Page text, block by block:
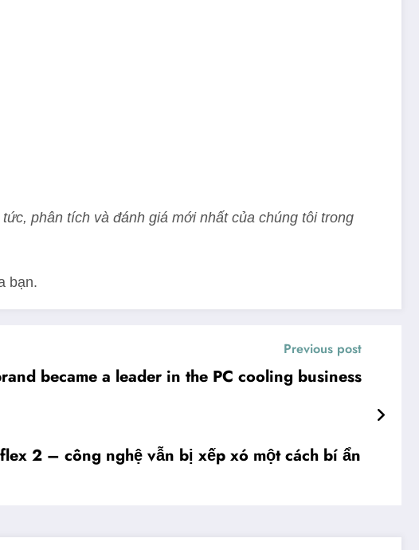
phân tích và đánh giá mới nhất của chúng tôi trong
bạn.
Previous post
became a leader in the PC cooling business
2 – công nghệ vẫn bị xếp xó một cách bí ẩn